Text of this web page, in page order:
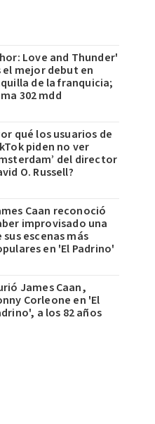
Love and Thunder'
el mejor debut en
de la franquicia;
302 mdd
qué los usuarios de
piden no ver
del director
O. Russell?
Caan reconoció
improvisado una
sus escenas más
en 'El Padrino'
James Caan,
Corleone en 'El
a los 82 años